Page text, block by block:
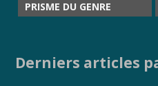
PRISME DU GENRE
Derniers articles